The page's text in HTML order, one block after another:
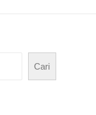
Cari